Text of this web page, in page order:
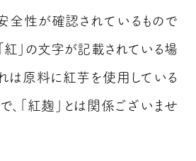
安全性が確認されているもので
紅」の文字が記載されている場
れは原料に紅芋を使用している
、「紅麹」とは関係ございませ